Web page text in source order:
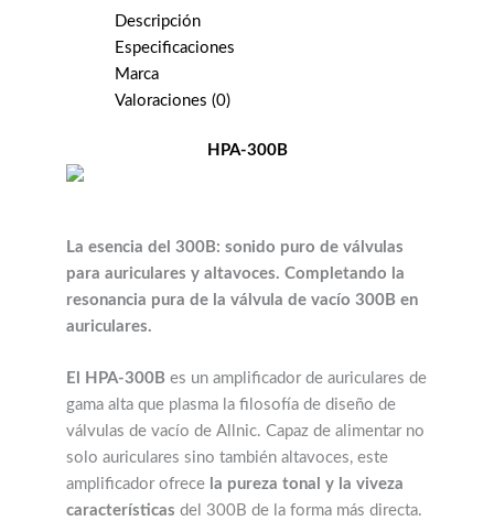
Descripción
Especificaciones
Marca
Valoraciones (0)
HPA-300B
La esencia del 300B: sonido puro de válvulas
para auriculares y altavoces. Completando la
resonancia pura de la válvula de vacío 300B en
auriculares.
El HPA-300B es un amplificador de auriculares de
gama alta que plasma la filosofía de diseño de
válvulas de vacío de Allnic. Capaz de alimentar no
solo auriculares sino también altavoces, este
amplificador ofrece la pureza tonal y la viveza
características del 300B de la forma más directa.